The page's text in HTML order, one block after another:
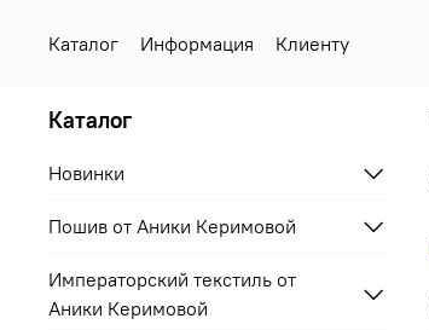
Каталог Информация Клиенту
Каталог
Новинки
Пошив от Аники Керимовой
Императорский текстиль от
Аники Керимовой